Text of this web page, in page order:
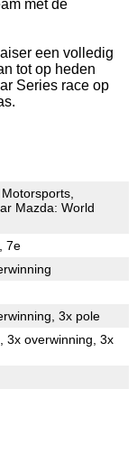
met de
een volledig
tot op heden
Series race op
Mazda: World
7e
3x pole
3x overwinning, 3x